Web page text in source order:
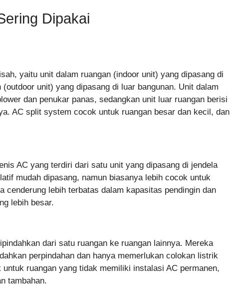
Dipakai
yaitu unit dalam ruangan (indoor unit) yang dipasang di
unit) yang dipasang di luar bangunan. Unit dalam
dan penukar panas, sedangkan unit luar ruangan berisi
AC split system cocok untuk ruangan besar dan kecil, dan
AC yang terdiri dari satu unit yang dipasang di jendela
mudah dipasang, namun biasanya lebih cocok untuk
cenderung lebih terbatas dalam kapasitas pendingin dan
lebih besar.
dari satu ruangan ke ruangan lainnya. Mereka
perpindahan dan hanya memerlukan colokan listrik
ruangan yang tidak memiliki instalasi AC permanen,
tambahan.